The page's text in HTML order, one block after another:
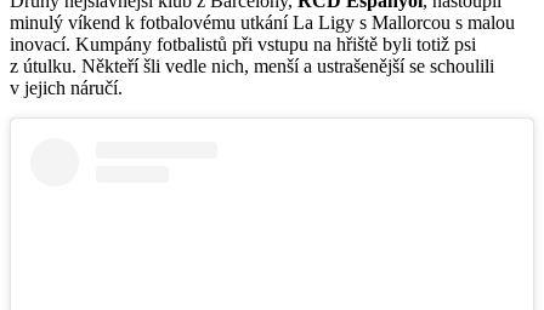
minulý víkend k fotbalovému utkání La Ligy s Mallorcou s malou
inovací. Kumpány fotbalistů při vstupu na hřiště byli totiž psi
z útulku. Někteří šli vedle nich, menší a ustrašenější se schoulili
v jejich náručí.